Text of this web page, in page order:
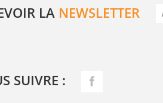
LA NEWSLETTER
SUIVRE :